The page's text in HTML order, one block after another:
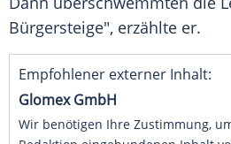
Bürgersteige", erzählte er.
Empfohlener externer Inhalt:
Glomex GmbH
Wir benötigen Ihre Zustimmung,